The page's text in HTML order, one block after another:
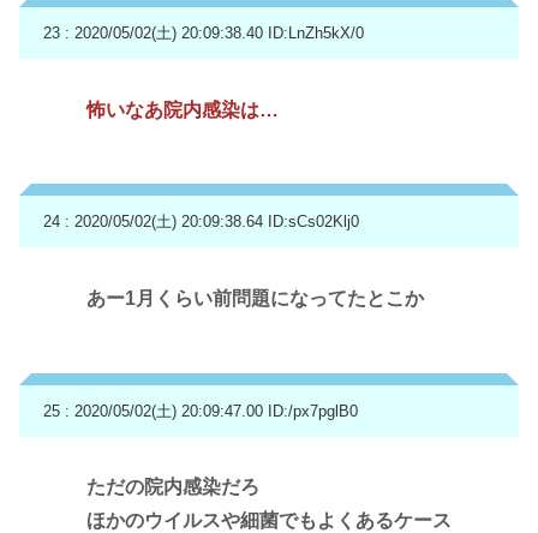
23 : 2020/05/02(土) 20:09:38.40 ID:LnZh5kX/0
怖いなあ院内感染は…
24 : 2020/05/02(土) 20:09:38.64 ID:sCs02Klj0
あー1月くらい前問題になってたとこか
25 : 2020/05/02(土) 20:09:47.00 ID:/px7pglB0
ただの院内感染だろ
ほかのウイルスや細菌でもよくあるケース